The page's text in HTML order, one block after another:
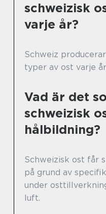
schweizisk
varje år?
Schweiz
typer av ost varje
Vad är det
schweizisk
hålbildning?
Schweizisk ost får
på grund av
under
luft.